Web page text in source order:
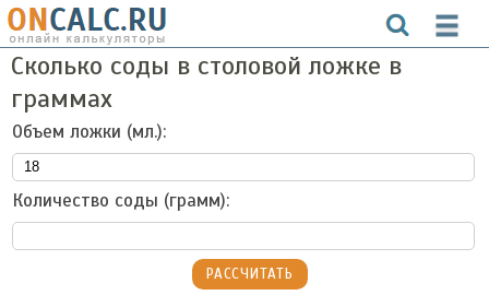
Сколько соды в столовой ложке в
граммах
Объем ложки (мл.):
Количество соды (грамм):